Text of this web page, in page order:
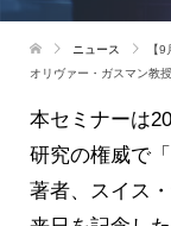
ニュース
【
オリヴァー・ガスマン教
本セミナーは
研究の権威で
著者、スイス